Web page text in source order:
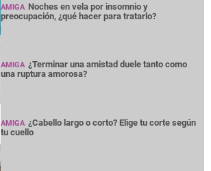
AMIGA Noches en vela por insomnio y
preocupación, ¿qué hacer para tratarlo?
AMIGA ¿Terminar una amistad duele tanto como
una ruptura amorosa?
AMIGA ¿Cabello largo o corto? Elige tu corte según
tu cuello